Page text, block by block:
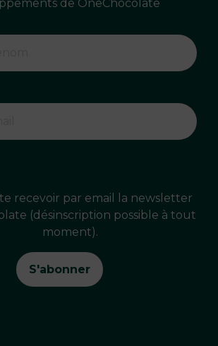
de OneChocolate
recevoir par email la newsletter
(désinscription possible à tout
moment).